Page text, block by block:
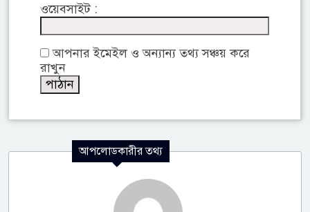
ওয়েবসাইট :
আপনার ইমেইল ও অন্যান্য তথ্য সঞ্চয় করে
রাখুন
আপলোডকারীর তথ্য